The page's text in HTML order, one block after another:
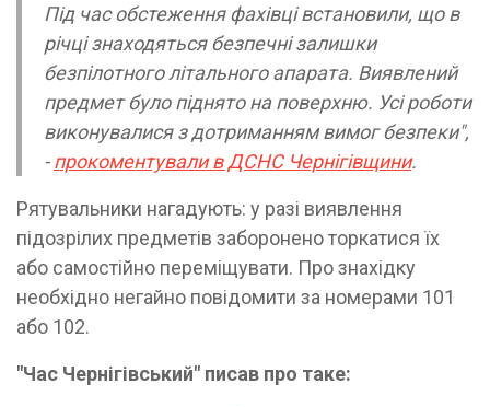
Під час обстеження фахівці встановили, що в
річці знаходяться безпечні залишки
безпілотного літального апарата. Виявлений
предмет було піднято на поверхню. Усі роботи
виконувалися з дотриманням вимог безпеки",
-прокоментували в ДСНС Чернігівщини.
Рятувальники нагадують: у разі виявлення
підозрілих предметів заборонено торкатися їх
або самостійно переміщувати. Про знахідку
необхідно негайно повідомити за номерами 101
або 102.
"Час Чернігівський" писав про таке: